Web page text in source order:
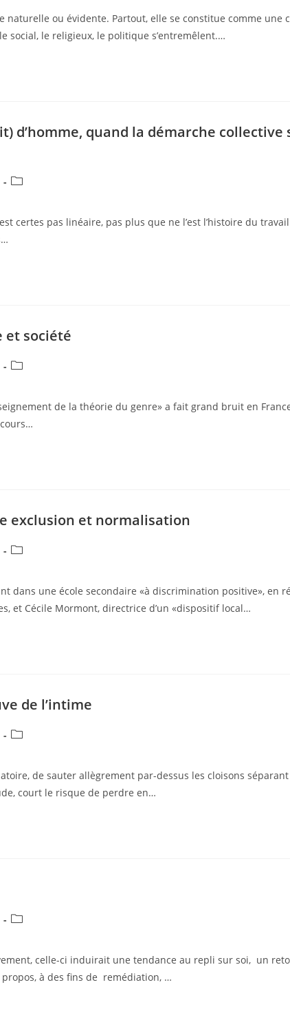
naturelle ou évidente. Partout, elle se constitue comme une
social, le religieux, le politique s’entremêlent.…
d’homme, quand la démarche
certes pas linéaire, pas plus que ne l’est l’histoire du
et société
de la théorie du genre» a fait grand bruit en
exclusion et normalisation
dans une école secondaire «à discrimination positive», en
et Cécile Mormont, directrice d’un «dispositif local…
de l’intime
de sauter allègrement par-dessus les cloisons
court le risque de perdre en…
celle-ci induirait une tendance au repli sur soi, un
propos, à des fins de remédiation, …